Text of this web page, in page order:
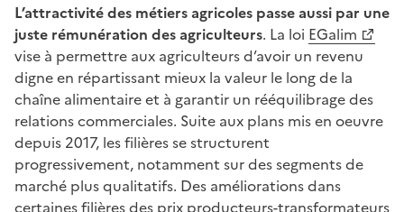
L’attractivité des métiers agricoles passe aussi par une
juste rémunération des agriculteurs. La loi EGalim
vise à permettre aux agriculteurs d’avoir un revenu
digne en répartissant mieux la valeur le long de la
chaîne alimentaire et à garantir un rééquilibrage des
relations commerciales. Suite aux plans mis en oeuvre
depuis 2017, les filières se structurent
progressivement, notamment sur des segments de
marché plus qualitatifs. Des améliorations dans
certaines filières des prix producteurs-transformateurs